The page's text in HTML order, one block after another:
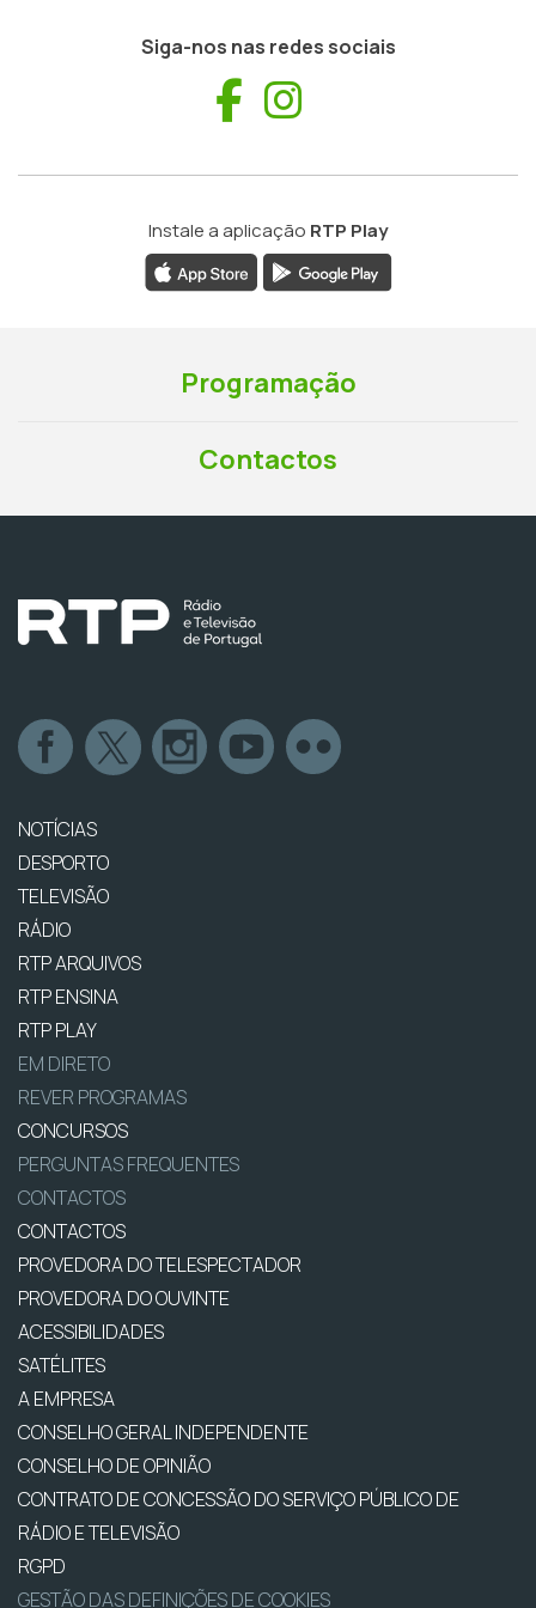
Siga-nos nas redes sociais
Facebook
Instale a aplicação RTP Play
Programação
Contactos
NOTÍCIAS
DESPORTO
TELEVISÃO
RÁDIO
RTP ARQUIVOS
RTP ENSINA
RTP PLAY
EM DIRETO
REVER PROGRAMAS
CONCURSOS
PERGUNTAS FREQUENTES
CONTACTOS
CONTACTOS
PROVEDORA DO TELESPECTADOR
PROVEDORA DO OUVINTE
ACESSIBILIDADES
SATÉLITES
A EMPRESA
CONSELHO GERAL INDEPENDENTE
CONSELHO DE OPINIÃO
CONTRATO DE CONCESSÃO DO SERVIÇO PÚBLICO DE
RÁDIO E TELEVISÃO
RGPD
GESTÃO DAS DEFINIÇÕES DE COOKIES